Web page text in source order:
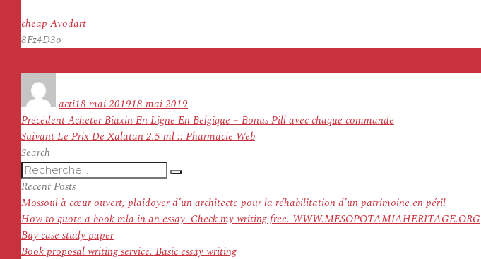
cheap Avodart
8Fz4D3o
actile
18 mai 201918 mai 2019
Navigation
de
l’article
PrécédentArticle
précédent :
Acheter Biaxin En Ligne En Belgique – Bonus Pill avec chaque commande
SuivantArticle
Le Prix De Xalatan 2.5 ml :: Pharmacie Web
Search
Recherche
pour
:
Recherche
Recent Posts
Mossoul à cœur ouvert, plaidoyer d’un architecte pour la réhabilitation d’un patrimoine en péril
How to quote a book mla in an essay. Check my writing free. WWW.MESOPOTAMIAHERITAGE.ORG
Buy case study paper
Book proposal writing service. Basic essay writing